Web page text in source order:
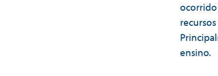
ocorrido
ensino.